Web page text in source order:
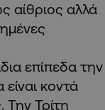
αίθριος αλλά
επίπεδα την
κοντά
Την Τρίτη